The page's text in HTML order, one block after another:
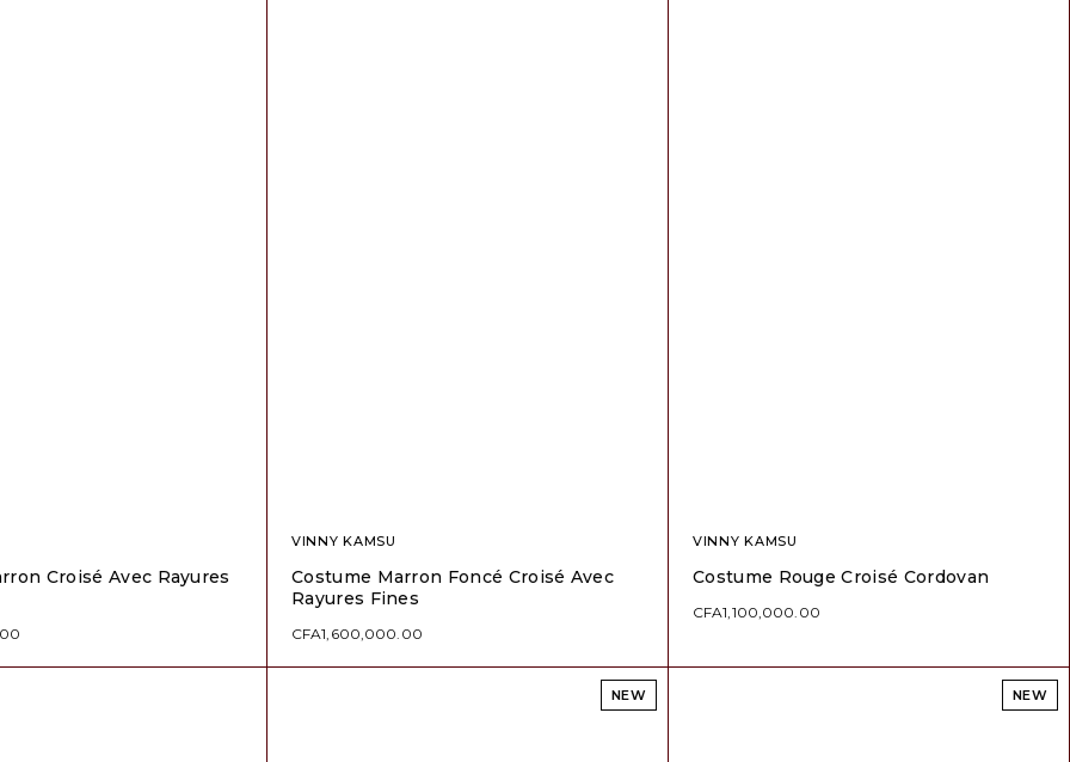
Croisé Avec Rayures
VINNY KAMSU
Costume Marron Foncé Croisé Avec
Rayures Fines
CFA1,600,000.00
VINNY KAMSU
Costume Rouge Croisé Cordovan
CFA1,100,000.00
NEW NEW